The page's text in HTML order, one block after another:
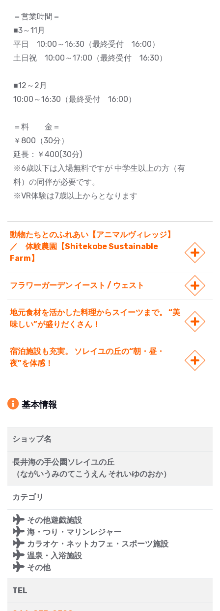
＝営業時間＝
■3～11月
平日 10:00～16:30（最終受付 16:00）
土日祝 10:00～17:00（最終受付 16:30）
■12～2月
10:00～16:30（最終受付 16:00）
＝料 金＝
￥800（30分）
延長：￥400(30分)
※6歳以下は入場無料ですが 中学生以上の方（有
料）の同伴が必要です。
※VR体験は7歳以上からとなります
動物たちとのふれあい【アニマルヴィレッジ】
／ 体験農園【Shitekobe Sustainable
Farm】
フラワーガーデン イースト / ウェスト
地元食材を活かした料理からスイーツまで。 “美
味しい”が盛りだくさん！
宿泊施設も充実。 ソレイユの丘の“朝・昼・
夜”を体感！
基本情報
ショップ名
長井海の手公園ソレイユの丘
（ながいうみのてこうえん それいゆのおか）
カテゴリ
その他遊戯施設
海・つり・マリンレジャー
カラオケ・ネットカフェ・スポーツ施設
温泉・入浴施設
その他
TEL